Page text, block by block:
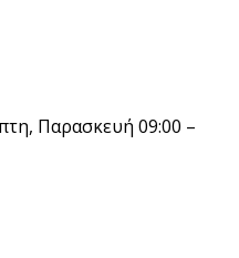
Παρασκευή 09:00 –